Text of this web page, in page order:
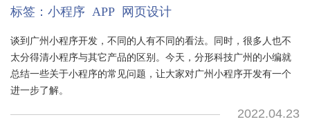
标签： 小程序 APP 网页设计
谈到广州小程序开发，不同的人有不同的看法。同时，很多人也不
太分得清小程序与其它产品的区别。今天，分形科技广州的小编就
总结一些关于小程序的常见问题，让大家对广州小程序开发有一个
进一步了解。
2022.04.23